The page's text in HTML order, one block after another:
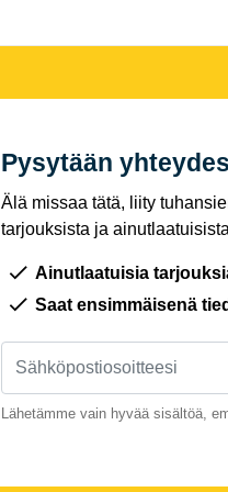
Pysytään
Älä missaa tätä, liity
tarjouksista ja
Ainutlaatuisia
Saat ensimmäisenä
Lähetämme vain hyvää sisältöä,